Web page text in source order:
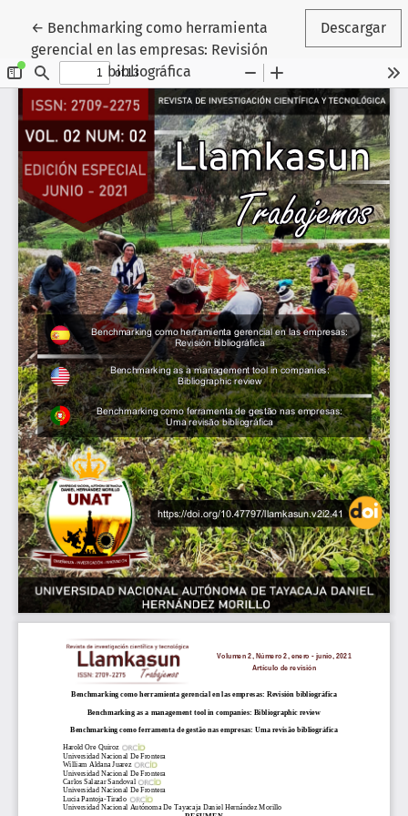
← Volver a los detalles del artículo
Benchmarking como herramienta
gerencial en las empresas: Revisión
bibliográfica
Descargar